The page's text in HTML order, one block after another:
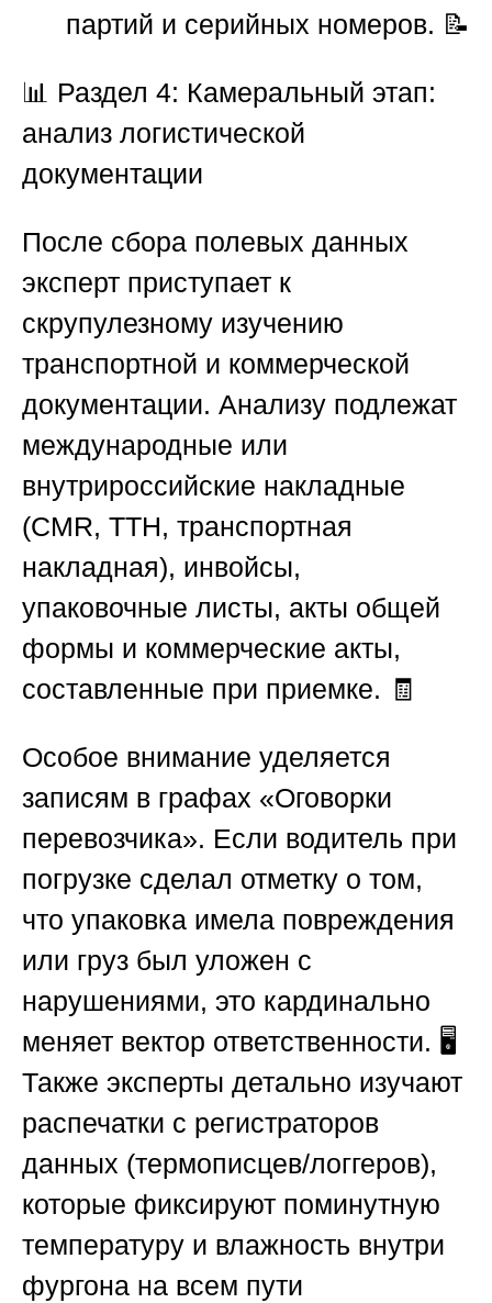
партий и серийных номеров. 📝
📊 Раздел 4: Камеральный этап:
анализ логистической
документации
После сбора полевых данных
эксперт приступает к
скрупулезному изучению
транспортной и коммерческой
документации. Анализу подлежат
международные или
внутрироссийские накладные
(CMR, ТТН, транспортная
накладная), инвойсы,
упаковочные листы, акты общей
формы и коммерческие акты,
составленные при приемке. 🧾
Особое внимание уделяется
записям в графах «Оговорки
перевозчика». Если водитель при
погрузке сделал отметку о том,
что упаковка имела повреждения
или груз был уложен с
нарушениями, это кардинально
меняет вектор ответственности. 🖥️
Также эксперты детально изучают
распечатки с регистраторов
данных (термописцев/логгеров),
которые фиксируют поминутную
температуру и влажность внутри
фургона на всем пути